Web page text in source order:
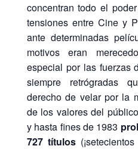
concentran todo el
tensiones entre Cine y
ante determinadas
motivos eran
especial por las fuerzas
siempre retrógradas
derecho de velar por la
de los valores del
y hasta fines de 1983
727 títulos